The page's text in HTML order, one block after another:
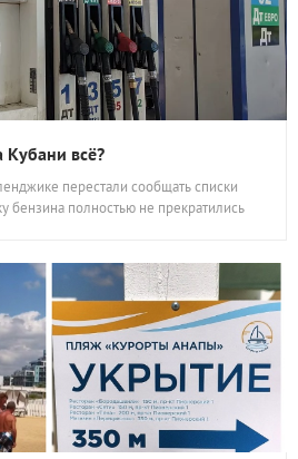
Кубани всё?
перестали сообщать списки
бензина полностью не прекратились